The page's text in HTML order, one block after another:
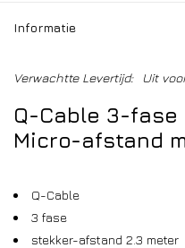
Informatie
Verwachtte Levertijd: Uit
Q-Cable 3-fase
Micro-afstand
Q-Cable
3 fase
stekker-afstand 2.3 meter